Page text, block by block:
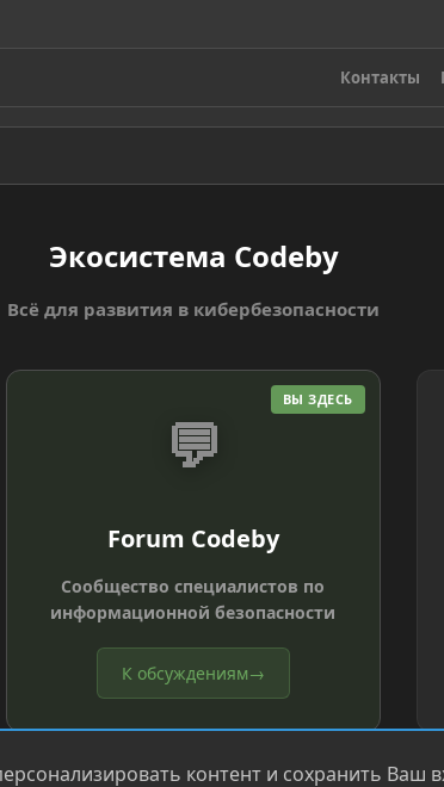
Контакты
Экосистема Codeby
Всё для развития в кибербезопасности
ВЫ ЗДЕСЬ
💬
Forum Codeby
Сообщество специалистов по
информационной безопасности
К обсуждениям→
контент и сохранить Ваш